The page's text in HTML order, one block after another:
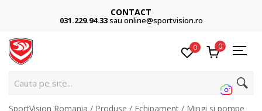
CONTACT
031.229.94.33sau online@sportvision.ro
0 0
Cauta pe site...
SportVision Romania Produse Echipament
Mingi si pompe